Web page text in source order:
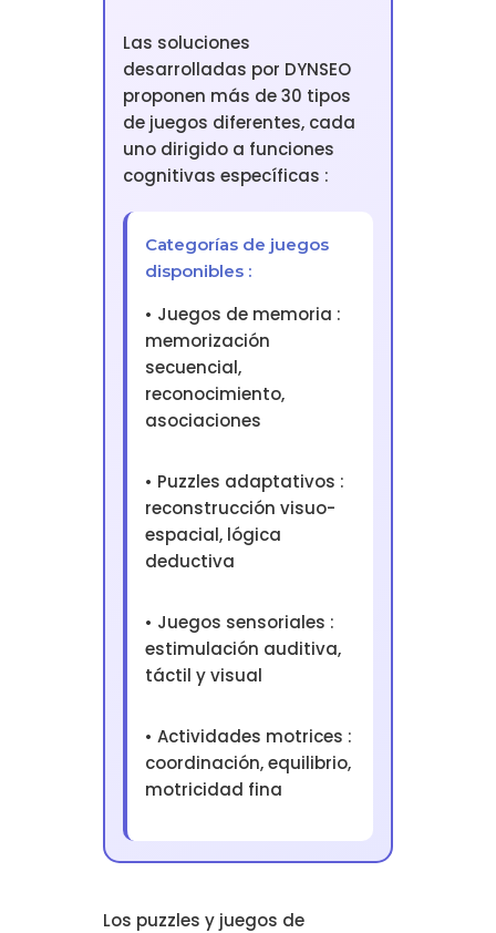
Las soluciones
desarrolladas por DYNSEO
proponen más de 30 tipos
de juegos diferentes, cada
uno dirigido a funciones
cognitivas específicas :
Categorías de juegos
disponibles :
• Juegos de memoria :
memorización
secuencial,
reconocimiento,
asociaciones
• Puzzles adaptativos :
reconstrucción visuo-
espacial, lógica
deductiva
• Juegos sensoriales :
estimulación auditiva,
táctil y visual
• Actividades motrices :
coordinación, equilibrio,
motricidad fina
Los puzzles y juegos de